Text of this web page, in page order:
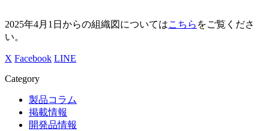
2025年4月1日からの組織図についてはこちら をご覧くださ
い。
X Facebook LINE
Category
製品コラム
掲載情報
開発品情報